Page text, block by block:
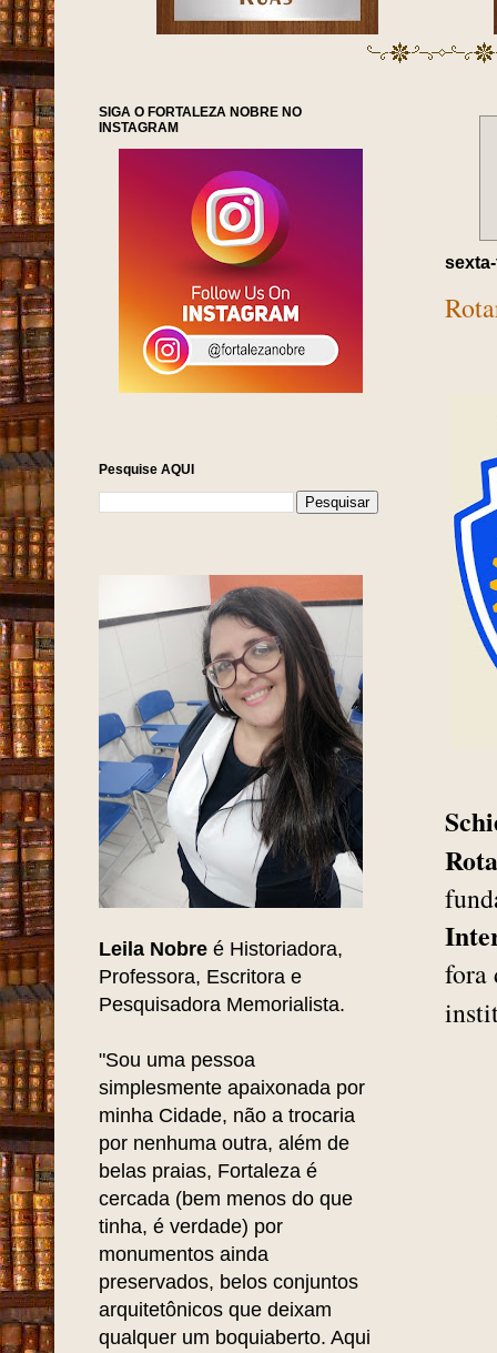
fora
SIGA O FORTALEZA NOBRE NO
INSTAGRAM
Pesquise AQUI
Leila Nobre é Historiadora,
Professora, Escritora e
Pesquisadora Memorialista.
"Sou uma pessoa
simplesmente apaixonada por
minha Cidade, não a trocaria
por nenhuma outra, além de
belas praias, Fortaleza é
cercada (bem menos do que
tinha, é verdade) por
monumentos ainda
preservados, belos conjuntos
arquitetônicos que deixam
qualquer um boquiaberto. Aqui